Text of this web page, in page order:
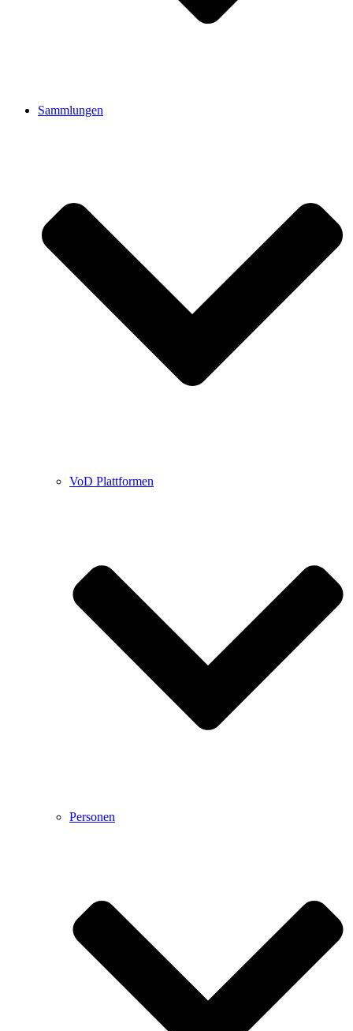
Sammlungen
VoD Plattformen
Personen